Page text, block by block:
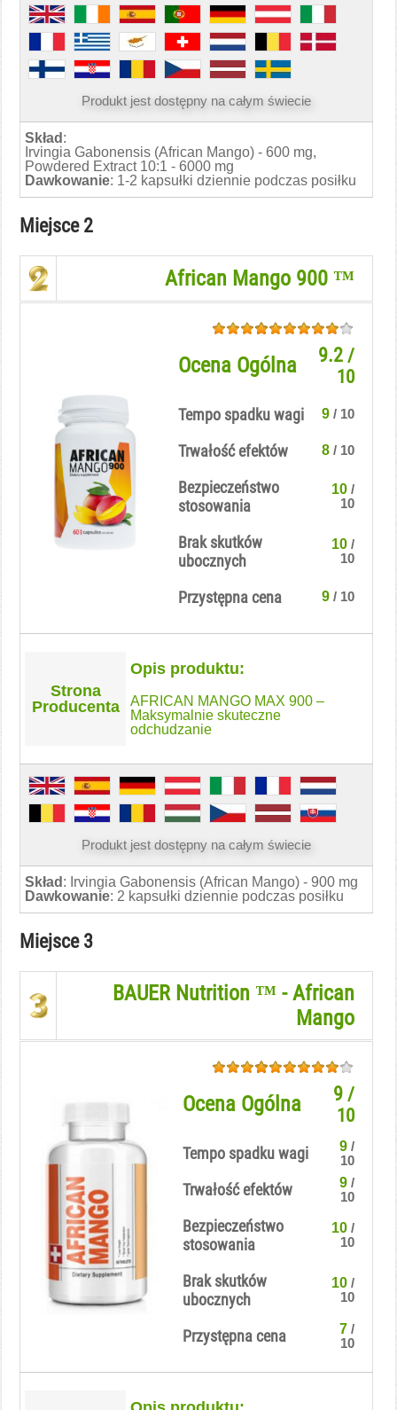
Produkt jest dostępny na całym świecie
Skład :
Irvingia Gabonensis (African Mango) - 600 mg,
Powdered Extract 10:1 - 6000 mg
Dawkowanie: 1-2 kapsułki dziennie podczas posiłku
Miejsce 2
African Mango 900 ™
Ocena Ogólna 9.2 /
10
Tempo spadku wagi 9 / 10
Trwałość efektów 8 / 10
Bezpieczeństwo
stosowania
10 /
10
Brak skutków
ubocznych
10 /
10
Przystępna cena 9 / 10
Strona
Producenta
Opis produktu:
AFRICAN MANGO MAX 900 –
Maksymalnie skuteczne
odchudzanie
Produkt jest dostępny na całym świecie
Skład : Irvingia Gabonensis (African Mango) - 900 mg
Dawkowanie: 2 kapsułki dziennie podczas posiłku
Miejsce 3
BAUER Nutrition ™ - African
Mango
Ocena Ogólna 9 /
10
Tempo spadku wagi 9 /
10
Trwałość efektów 9 /
10
Bezpieczeństwo
stosowania
10 /
10
Brak skutków
ubocznych
10 /
10
Przystępna cena 7 /
10